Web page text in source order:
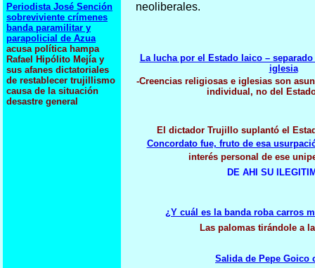
Periodista José Sención
sobreviviente crímenes
banda paramilitar y
parapolicial de Azua
acusa política hampa
Rafael Hipólito Mejía y
sus afanes dictatoriales
de restablecer trujillismo
causa de la situación
desastre general
neoliberales.
La lucha por el Estado laico –
iglesia
-Creencias religiosas e iglesias son
individual, no del
El dictador Trujillo suplantó el
Concordato fue, fruto de esa
interés personal de ese
DE AHI SU
¿Y cuál es la banda roba carros
Las palomas tirándole a
Salida de Pepe Goico